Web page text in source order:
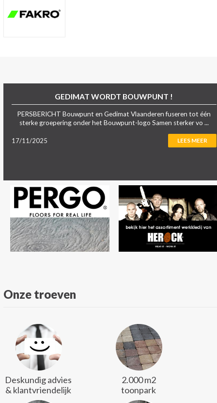
GEDIMAT WORDT BOUWPUNT !
PERSBERICHT Bouwpunt en Gedimat Vlaanderen fuseren tot één
sterke groepering onder het Bouwpunt-logo Samen sterker vo ...
17/11/2025 LEES MEER
Onze troeven
Deskundig advies
& klantvriendelijk
2.000 m2
toonpark